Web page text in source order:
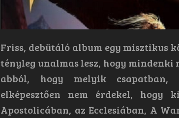
Friss, debütáló album egy misztikus
tényleg unalmas lesz, hogy
abból, hogy melyik csapatban,
elképesztően nem érdekel,
Apostolicában, az Ecclesiában, A